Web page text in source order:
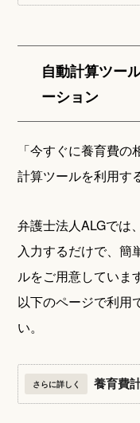
自動計算ツー
ーション
「今すぐに養育費
計算ツールを利用す
弁護士法人ALGでは
入力するだけで、簡
ルをご用意していま
以下のページで利用
い。
さらに詳しく 養育費